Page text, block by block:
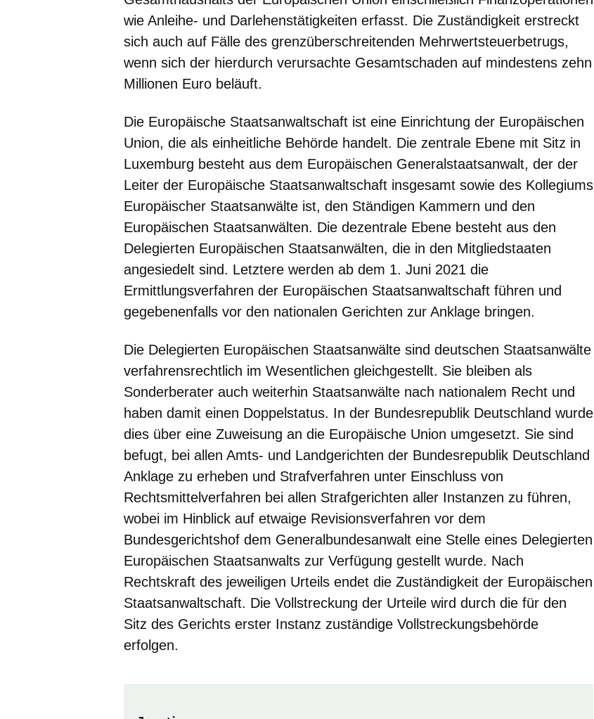
wie Anleihe- und Darlehenstätigkeiten erfasst. Die Zuständigkeit erstreckt
sich auch auf Fälle des grenzüberschreitenden Mehrwertsteuerbetrugs,
wenn sich der hierdurch verursachte Gesamtschaden auf mindestens zehn
Millionen Euro beläuft.
Die Europäische Staatsanwaltschaft ist eine Einrichtung der Europäischen
Union, die als einheitliche Behörde handelt. Die zentrale Ebene mit Sitz in
Luxemburg besteht aus dem Europäischen Generalstaatsanwalt, der der
Leiter der Europäische Staatsanwaltschaft insgesamt sowie des Kollegiums
Europäischer Staatsanwälte ist, den Ständigen Kammern und den
Europäischen Staatsanwälten. Die dezentrale Ebene besteht aus den
Delegierten Europäischen Staatsanwälten, die in den Mitgliedstaaten
angesiedelt sind. Letztere werden ab dem 1. Juni 2021 die
Ermittlungsverfahren der Europäischen Staatsanwaltschaft führen und
gegebenenfalls vor den nationalen Gerichten zur Anklage bringen.
Die Delegierten Europäischen Staatsanwälte sind deutschen Staatsanwälte
verfahrensrechtlich im Wesentlichen gleichgestellt. Sie bleiben als
Sonderberater auch weiterhin Staatsanwälte nach nationalem Recht und
haben damit einen Doppelstatus. In der Bundesrepublik Deutschland wurde
dies über eine Zuweisung an die Europäische Union umgesetzt. Sie sind
befugt, bei allen Amts- und Landgerichten der Bundesrepublik Deutschland
Anklage zu erheben und Strafverfahren unter Einschluss von
Rechtsmittelverfahren bei allen Strafgerichten aller Instanzen zu führen,
wobei im Hinblick auf etwaige Revisionsverfahren vor dem
Bundesgerichtshof dem Generalbundesanwalt eine Stelle eines Delegierten
Europäischen Staatsanwalts zur Verfügung gestellt wurde. Nach
Rechtskraft des jeweiligen Urteils endet die Zuständigkeit der Europäischen
Staatsanwaltschaft. Die Vollstreckung der Urteile wird durch die für den
Sitz des Gerichts erster Instanz zuständige Vollstreckungsbehörde
erfolgen.